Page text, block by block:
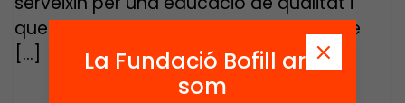
que no deixi ningú enrere. Vols saber-ne
[…]
La Fundació Bofill ara
som